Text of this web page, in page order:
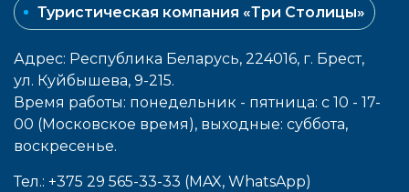
Туристическая компания «Три Столицы»
Адрес: Республика Беларусь, 224016, г. Брест,
ул. Куйбышева, 9-215.
Время работы: понедельник - пятница: с 10 - 17-
00 (Московское время), выходные: cуббота,
воcкресенье.
Тел.: +375 29 565-33-33 (MAX, WhatsApp)